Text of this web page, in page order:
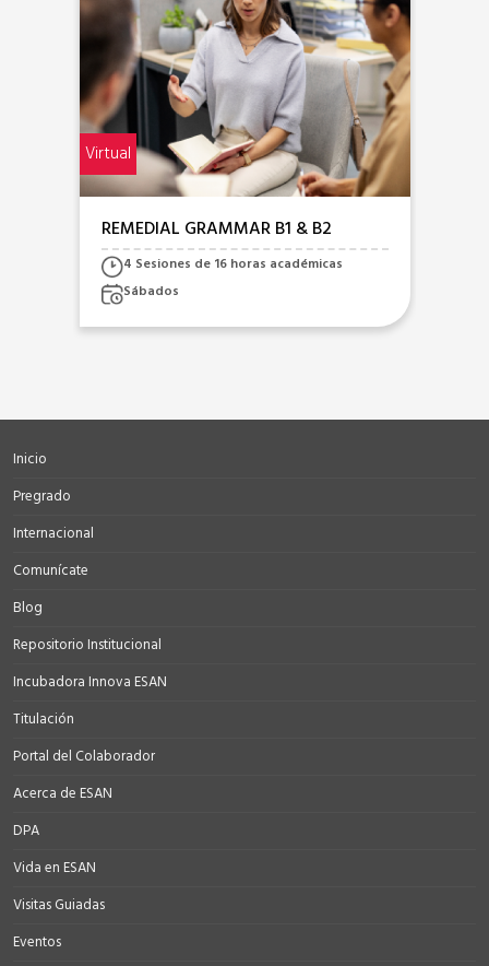
Virtual
REMEDIAL GRAMMAR B1 & B2
4 Sesiones de 16 horas académicas
Sábados
Inicio
Pregrado
Internacional
Comunícate
Blog
Repositorio Institucional
Incubadora Innova ESAN
Titulación
Portal del Colaborador
Acerca de ESAN
DPA
Vida en ESAN
Visitas Guiadas
Eventos